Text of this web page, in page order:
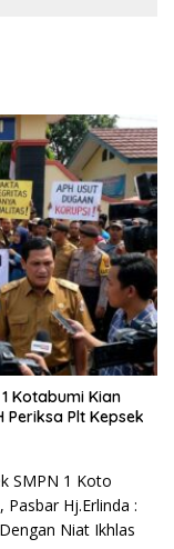
1 Kotabumi Kian
Periksa Plt Kepsek